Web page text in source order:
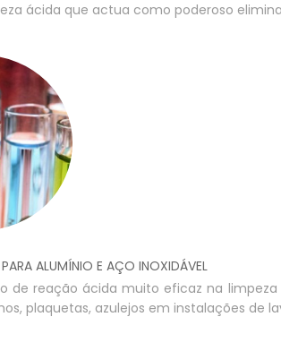
ácida que actua como poderoso
ALUMÍNIO E AÇO INOXIDÁVEL
de reação ácida muito eficaz na
plaquetas, azulejos em instalações